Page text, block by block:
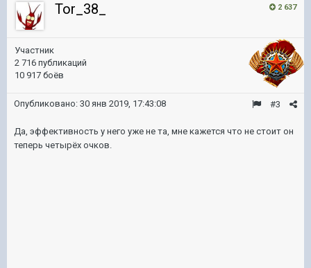
2 637
Tor_38_
Участник
2 716 публикаций
10 917 боёв
#3
Опубликовано: 30 янв 2019, 17:43:08
Да, эффективность у него уже не та, мне кажется что не стоит он
теперь четырёх очков.